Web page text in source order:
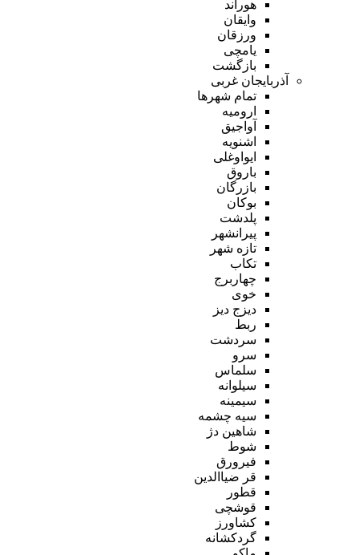
هوراند
وایقان
ورزقان
یامچی
بازگشت
آذربایجان غربی
تمام شهر‌ها
ارومیه
آواجیق
اشنویه
ایواوغلی
باروق
بازرگان
بوکان
پلدشت
پیرانشهر
تازه شهر
تکاب
چهاربرج
خوی
دیزج دیز
ربط
سردشت
سرو
سلماس
سیلوانه
سیمینه
سیه چشمه
شاهین دژ
شوط
فیرورق
قر ضیاالدین
قطور
قوشچی
کشاورز
گردکشانه